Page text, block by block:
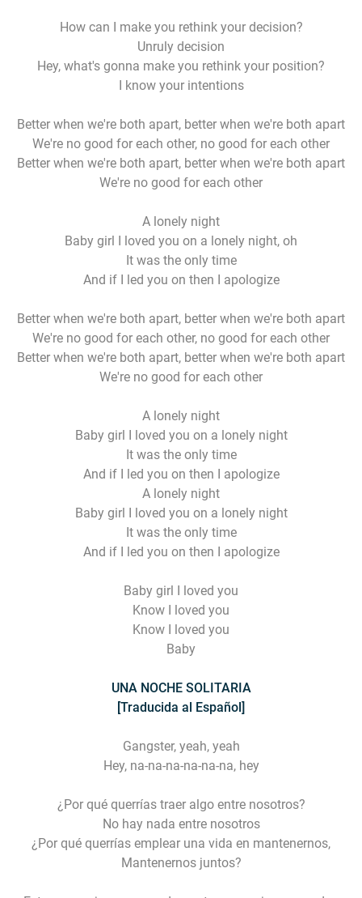
How can I make you rethink your decision?
Unruly decision
Hey, what's gonna make you rethink your position?
I know your intentions
Better when we're both apart, better when we're both apart
We're no good for each other, no good for each other
Better when we're both apart, better when we're both apart
We're no good for each other
A lonely night
Baby girl I loved you on a lonely night, oh
It was the only time
And if I led you on then I apologize
Better when we're both apart, better when we're both apart
We're no good for each other, no good for each other
Better when we're both apart, better when we're both apart
We're no good for each other
A lonely night
Baby girl I loved you on a lonely night
It was the only time
And if I led you on then I apologize
A lonely night
Baby girl I loved you on a lonely night
It was the only time
And if I led you on then I apologize
Baby girl I loved you
Know I loved you
Know I loved you
Baby
UNA NOCHE SOLITARIA
[Traducida al Español]
Gangster, yeah, yeah
Hey, na-na-na-na-na-na, hey
¿Por qué querrías traer algo entre nosotros?
No hay nada entre nosotros
¿Por qué querrías emplear una vida en mantenernos,
Mantenernos juntos?